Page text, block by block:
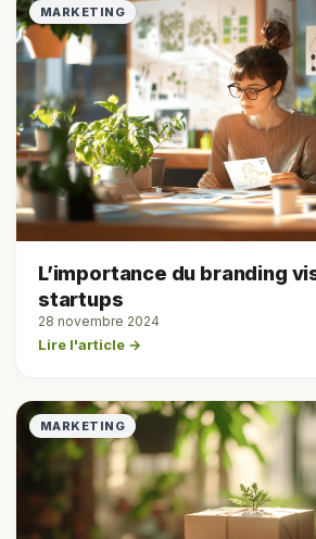
MARKETING
L’importance du branding
startups
28 novembre 2024
Lire l'article →
MARKETING